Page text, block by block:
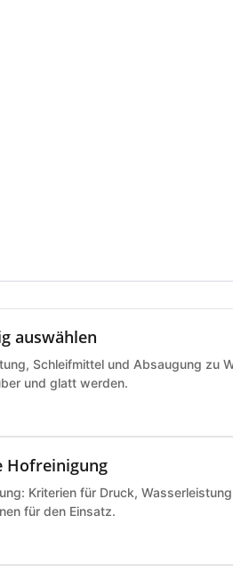
auswählen
Schleifmittel und Absaugung zu
und glatt werden.
Hofreinigung
Kriterien für Druck,
für den Einsatz.